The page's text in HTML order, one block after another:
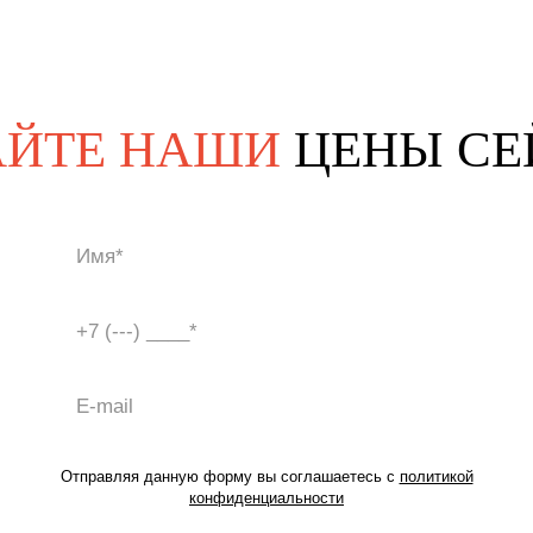
НАШИ ЦЕНЫ
Отправляя данную форму вы соглашаетесь с политикой
конфиденциальности